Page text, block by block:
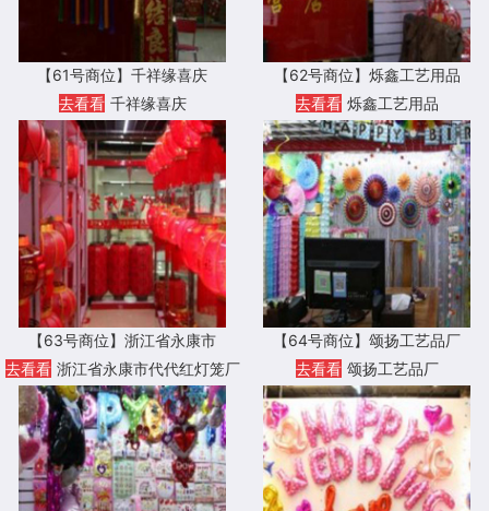
【61号商位】千祥缘喜庆
去看看 千祥缘喜庆
【62号商位】烁鑫工艺用品
去看看 烁鑫工艺用品
【63号商位】浙江省永康市
去看看 浙江省永康市代代红灯笼厂
【64号商位】颂扬工艺品厂
去看看 颂扬工艺品厂